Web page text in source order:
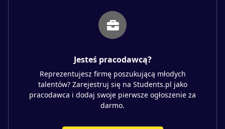
Jesteś pracodawcą?
Reprezentujesz firmę poszukującą młodych
talentów? Zarejestruj się na Students.pl jako
pracodawca i dodaj swoje pierwsze ogłoszenie za
darmo.